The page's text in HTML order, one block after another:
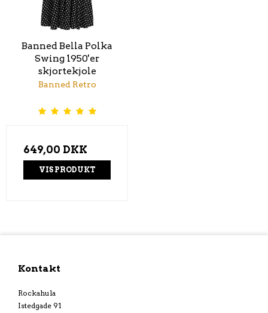
Banned Bella Polka
Swing 1950'er
skjortekjole
Banned Retro
649,00 DKK
VIS PRODUKT
Kontakt
Rockahula
Istedgade 91